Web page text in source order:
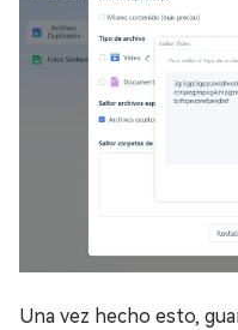
Una vez hecho esto,